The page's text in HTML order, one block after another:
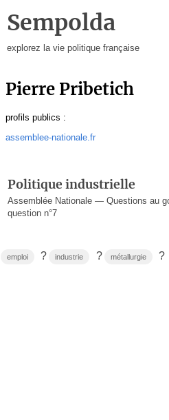
Sempolda
explorez la vie politique française
Pierre Pribetich
profils publics :
assemblee-nationale.fr
Politique industrielle
Assemblée Nationale — Questions au
question n°7
emploi ? industrie ? métallurgie ?